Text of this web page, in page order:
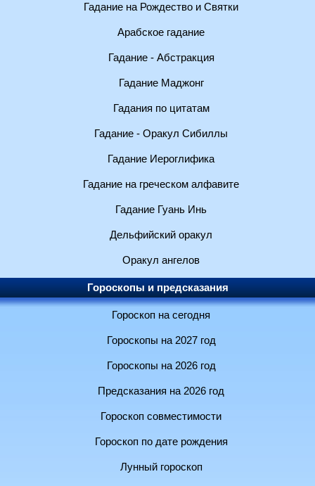
Гадание на Рождество и Святки
Арабское гадание
Гадание - Абстракция
Гадание Маджонг
Гадания по цитатам
Гадание - Оракул Сибиллы
Гадание Иероглифика
Гадание на греческом алфавите
Гадание Гуань Инь
Дельфийский оракул
Оракул ангелов
Гороскопы и предсказания
Гороскоп на сегодня
Гороскопы на 2027 год
Гороскопы на 2026 год
Предсказания на 2026 год
Гороскоп совместимости
Гороскоп по дате рождения
Лунный гороскоп